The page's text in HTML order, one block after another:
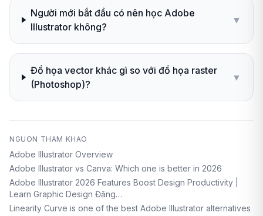
Người mới bắt đầu có nên học Adobe
Illustrator không?
▼
Đồ họa vector khác gì so với đồ họa raster
(Photoshop)?
▼
NGUON THAM KHAO
Adobe Illustrator Overview
Adobe Illustrator vs Canva: Which one is better in 2026
Adobe Illustrator 2026 Features Boost Design Productivity |
Learn Graphic Design Đăng…
Linearity Curve is one of the best Adobe Illustrator alternatives